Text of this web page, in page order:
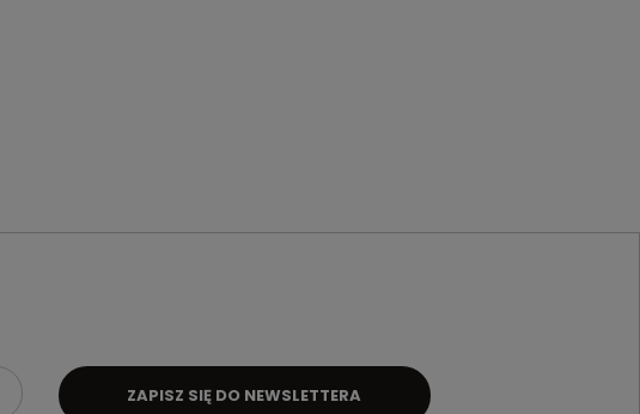
ZAPISZ SIĘ DO NEWSLETTERA